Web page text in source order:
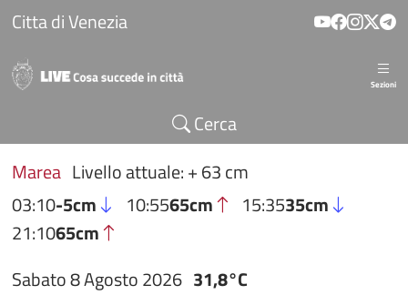
Salta al contenuto principale
Citta di Venezia
Sezioni
Cerca
Marea Livello attuale: + 63 cm
03:10-5cm 10:5565cm 15:3535cm
21:1065cm
Sabato 8 Agosto 2026 31,8°C